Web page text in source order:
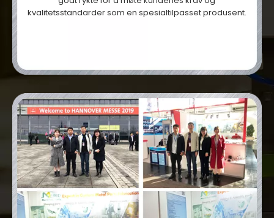
kvalitetsstandarder som en spesialtilpasset produsent.